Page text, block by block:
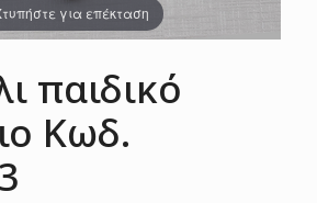
για επέκταση
παιδικό
Κωδ.